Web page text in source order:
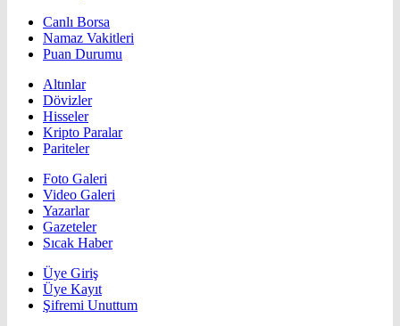
Canlı Borsa
Namaz Vakitleri
Puan Durumu
Altınlar
Dövizler
Hisseler
Kripto Paralar
Pariteler
Foto Galeri
Video Galeri
Yazarlar
Gazeteler
Sıcak Haber
Üye Giriş
Üye Kayıt
Şifremi Unuttum